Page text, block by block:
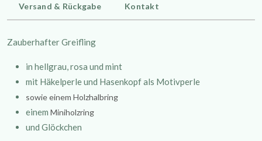
Versand & Rückgabe Kontakt
Zauberhafter Greifling
in hellgrau, rosa und mint
mit Häkelperle und Hasenkopf als Motivperle
sowie einem Holzhalbring
einem Miniholzring
und Glöckchen